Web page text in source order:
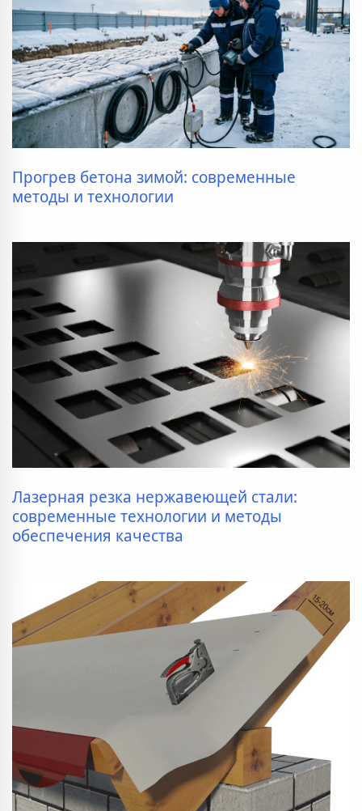
Прогрев бетона зимой: современные
методы и технологии
Лазерная резка нержавеющей стали:
современные технологии и методы
обеспечения качества